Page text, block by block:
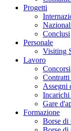
Progetti
Conclusi
Personale
Visiting
Lavoro
Concorsi
Contratti
Assegni
Incarichi
Gare
Formazione
Borse di